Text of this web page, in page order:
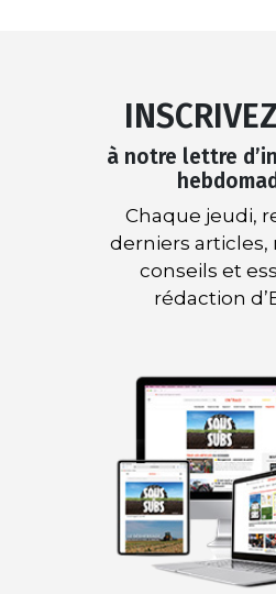
à notre lettre
Chaque jeudi,
derniers articles,
conseils et
rédaction